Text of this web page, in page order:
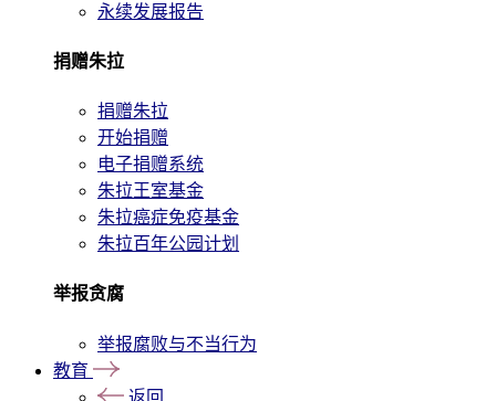
永续发展报告
捐赠朱拉
捐赠朱拉
开始捐赠
电子捐赠系统
朱拉王室基金
朱拉癌症免疫基金
朱拉百年公园计划
举报贪腐
举报腐败与不当行为
教育
返回